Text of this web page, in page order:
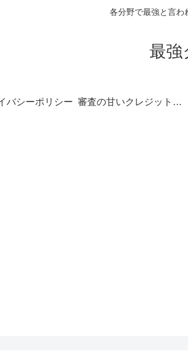
各分野で最強と言わ
最強
バシーポリシー 審査の甘いクレジットカード